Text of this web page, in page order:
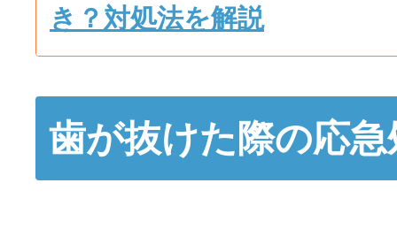
き？対処法を解説
歯が抜けた際の応急